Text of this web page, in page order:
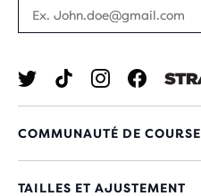
COMMUNAUTÉ DE COURSE
TAILLES ET AJUSTEMENT